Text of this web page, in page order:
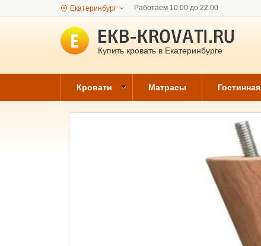
Екатеринбург Работаем 10:00 до 22:00
Купить кровать в Екатеринбурге
Кровати Матрасы Гостинная